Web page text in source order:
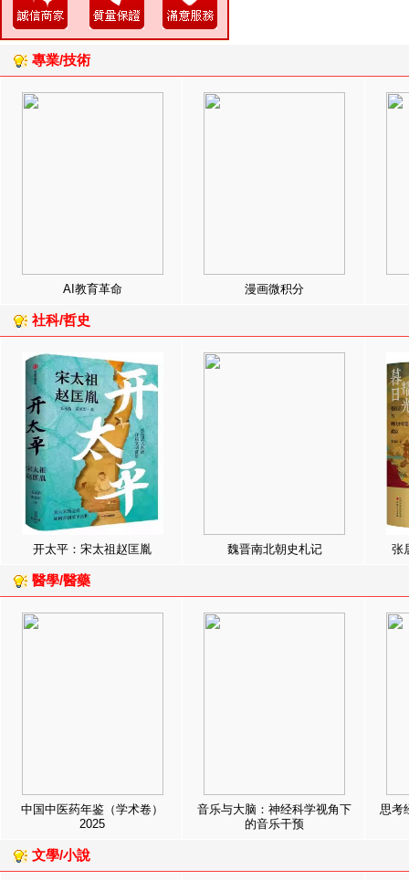
專業/技術
AI教育革命 漫画微积分
社科/哲史
开太平：宋太祖赵匡胤 魏晋南北朝史札记 张
醫學/醫藥
中国中医药年鉴（学术卷）
2025
音乐与大脑：神经科学视角下
的音乐干预
思考
文學/小說